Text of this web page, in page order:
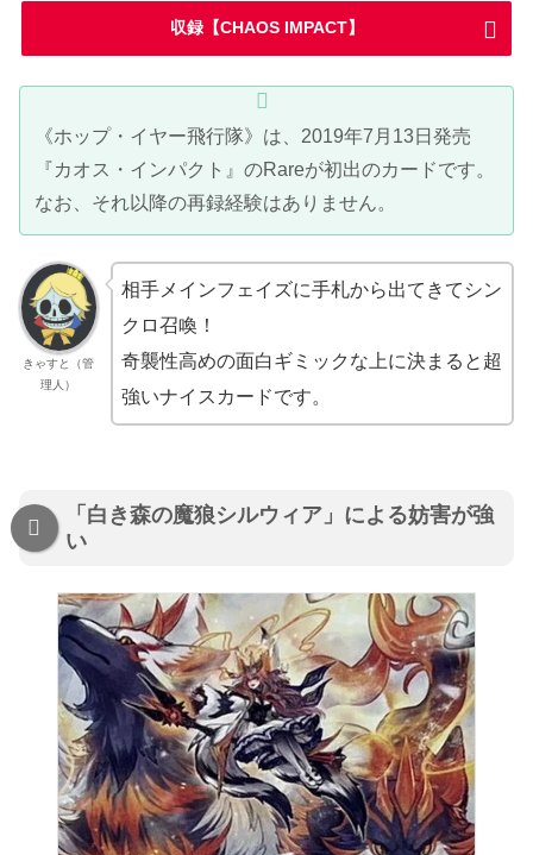
収録【CHAOS IMPACT】
《ホップ・イヤー飛行隊》は、2019年7月13日発売
『カオス・インパクト』のRareが初出のカードです。
なお、それ以降の再録経験はありません。
きゃすと（管
理人）
相手メインフェイズに手札から出てきてシン
クロ召喚！
奇襲性高めの面白ギミックな上に決まると超
強いナイスカードです。
「白き森の魔狼シルウィア」による妨害が強
い